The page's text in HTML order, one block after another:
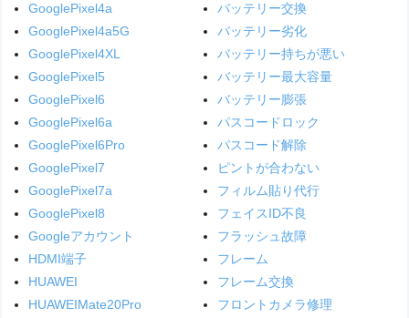
GooglePixel4a
GooglePixel4a5G
GooglePixel4XL
GooglePixel5
GooglePixel6
GooglePixel6a
GooglePixel6Pro
GooglePixel7
GooglePixel7a
GooglePixel8
Googleアカウント
HDMI端子
HUAWEI
HUAWEIMate20Pro
バッテリー交換
バッテリー劣化
バッテリー持ちが悪い
バッテリー最大容量
バッテリー膨張
パスコードロック
パスコード解除
ピントが合わない
フィルム貼り代行
フェイスID不良
フラッシュ故障
フレーム
フレーム交換
フロントカメラ修理